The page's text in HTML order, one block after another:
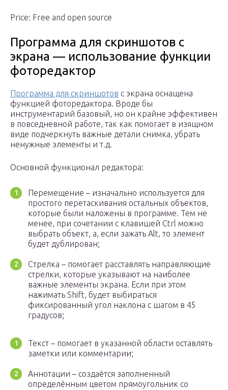
Price: Free and open source
Программа для скриншотов с
экрана — использование функции
фоторедактор
Программа для скриншотов с экрана оснащена
функцией фоторедактора. Вроде бы
инструментарий базовый, но он крайне эффективен
в повседневной работе, так как помогает в изящном
виде подчеркнуть важные детали снимка, убрать
ненужные элементы и т.д.
Основной функционал редактора:
Перемещение – изначально используется для
простого перетаскивания остальных объектов,
которые были наложены в программе. Тем не
менее, при сочетании с клавишей Ctrl можно
выбрать объект, а, если зажать Alt, то элемент
будет дублирован;
Стрелка – помогает расставлять направляющие
стрелки, которые указывают на наиболее
важные элементы экрана. Если при этом
нажимать Shift, будет выбираться
фиксированный угол наклона с шагом в 45
градусов;
Текст – помогает в указанной области оставлять
заметки или комментарии;
Аннотации – создаётся заполненный
определённым цветом прямоугольник со